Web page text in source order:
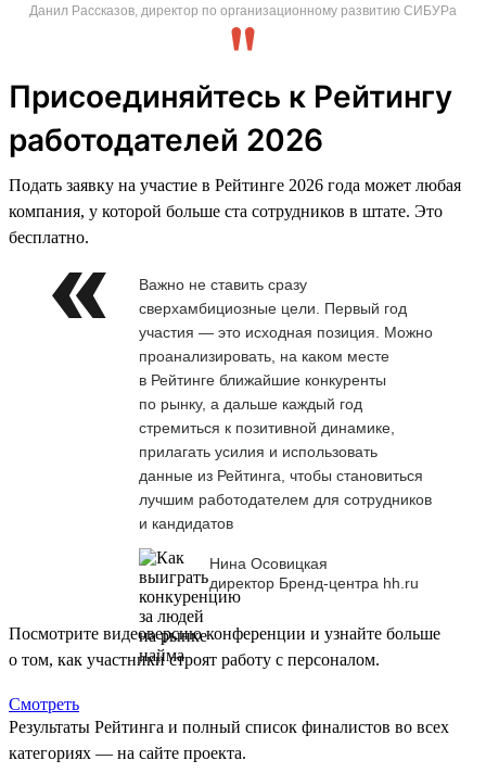
Данил Рассказов, директор по организационному развитию СИБУРа
Присоединяйтесь к Рейтингу
работодателей 2026
Подать заявку на участие в Рейтинге 2026 года может любая
компания, у которой больше ста сотрудников в штате. Это
бесплатно.
Важно не ставить сразу
сверхамбициозные цели. Первый год
участия — это исходная позиция. Можно
проанализировать, на каком месте
в Рейтинге ближайшие конкуренты
по рынку, а дальше каждый год
стремиться к позитивной динамике,
прилагать усилия и использовать
данные из Рейтинга, чтобы становиться
лучшим работодателем для сотрудников
и кандидатов
Нина Осовицкая
директор Бренд-центра hh.ru
Посмотрите видеоверсию конференции и узнайте больше
о том, как участники строят работу с персоналом.
Смотреть
Результаты Рейтинга и полный список финалистов во всех
категориях — на сайте проекта.